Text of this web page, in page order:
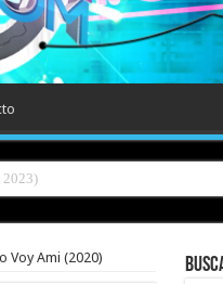
Voy Ami (2020)